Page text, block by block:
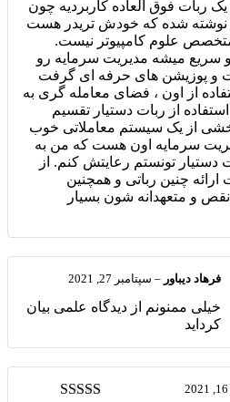
یک ربات فوق العاده کاربردیه چون
شده که خودش تریدر هست
علوم کامپیوتر نیست.
و سریع میشه مدیریت سرمایه رو
و پوزیشن های حرفه ای گرفت
از اون ، فضای معامله گری به
از ربات دستیار تقسیم
از یک سیستم معاملاتی خوب
سرمایه اون هست که من به
دستیار تونستم رعایتش کنم. از
ارائه چنین رباتی و همچنین
نقص و متعهدانه شون بسیار
فرهاد دیباور – سپتامبر 27, 2021
خیلی ممنونم از دیدگاه علمی بیان
کرداید